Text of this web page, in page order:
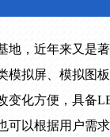
地，近年来又是
模拟屏、模拟图
变化方便，具备
可以根据用户需